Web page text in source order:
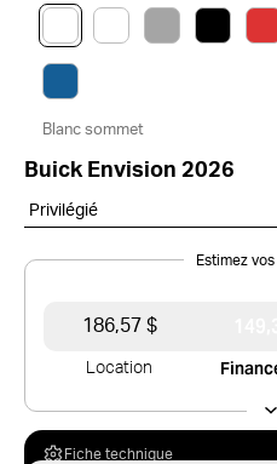
Blanc sommet
Buick Envision 2026
Estimez
186,57 $
Location
Fiche technique